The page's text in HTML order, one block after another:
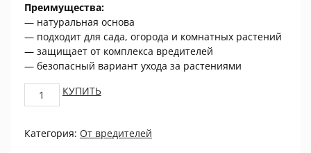
Преимущества:
— натуральная основа
— подходит для сада, огорода и комнатных растений
— защищает от комплекса вредителей
— безопасный вариант ухода за растениями
паутинного
и
КУПИТЬ
Категория: От вредителей